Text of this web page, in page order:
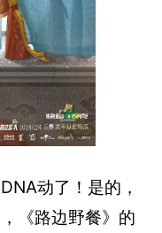
动了！是的，
《路边野餐》的